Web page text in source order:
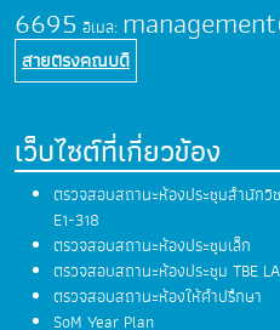
6695 อีเมล:
สายตรงคณบดี
เว็บไซต์ที่เกี่ยวข้อง
ตรวจสอบสถานะห้องประชุมสำนักวิ
E1-318
ตรวจสอบสถานะห้องประชุมเล็ก
ตรวจสอบสถานะห้องประชุม TBE
ตรวจสอบสถานะห้องให้คำปรึกษา
SoM Year Plan